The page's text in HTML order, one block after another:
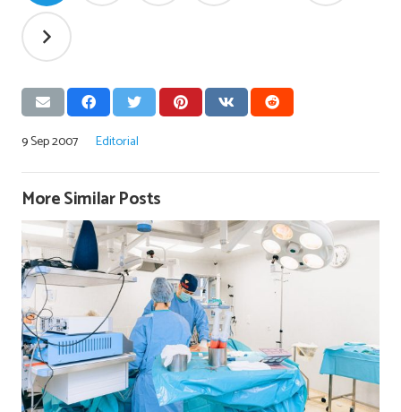
publications
9 Sep 2007 Editorial
More Similar Posts